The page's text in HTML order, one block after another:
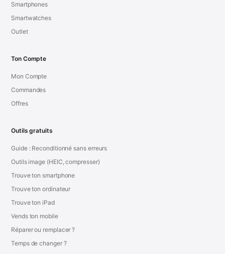
Smartphones
Smartwatches
Outlet
Ton Compte
Mon Compte
Commandes
Offres
Outils gratuits
Guide : Reconditionné sans erreurs
Outils image (HEIC, compresser)
Trouve ton smartphone
Trouve ton ordinateur
Trouve ton iPad
Vends ton mobile
Réparer ou remplacer ?
Temps de changer ?